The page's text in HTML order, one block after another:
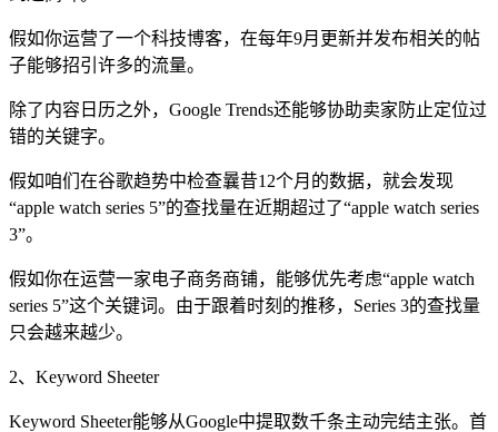
假如你运营了一个科技博客，在每年9月更新并发布相关的帖
子能够招引许多的流量。
除了内容日历之外，Google Trends还能够协助卖家防止定位过
错的关键字。
假如咱们在谷歌趋势中检查曩昔12个月的数据，就会发现
“apple watch series 5”的查找量在近期超过了“apple watch series
3”。
假如你在运营一家电子商务商铺，能够优先考虑“apple watch
series 5”这个关键词。由于跟着时刻的推移，Series 3的查找量
只会越来越少。
2、Keyword Sheeter
Keyword Sheeter能够从Google中提取数千条主动完结主张。首